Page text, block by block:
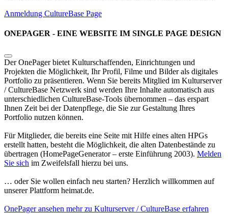
Anmeldung CultureBase Page
ONEPAGER - EINE WEBSITE IM SINGLE PAGE DESIGN
Der OnePager bietet Kulturschaffenden, Einrichtungen und
Projekten die Möglichkeit, Ihr Profil, Filme und Bilder als digitales
Portfolio zu präsentieren. Wenn Sie bereits Mitglied im Kulturserver
/ CultureBase Netzwerk sind werden Ihre Inhalte automatisch aus
unterschiedlichen CultureBase-Tools übernommen – das erspart
Ihnen Zeit bei der Datenpflege, die Sie zur Gestaltung Ihres
Portfolio nutzen können.
Für Mitglieder, die bereits eine Seite mit Hilfe eines alten HPGs
erstellt hatten, besteht die Möglichkeit, die alten Datenbestände zu
übertragen (HomePageGenerator – erste Einführung 2003). Melden
Sie sich im Zweifelsfall hierzu bei uns.
… oder Sie wollen einfach neu starten? Herzlich willkommen auf
unserer Plattform heimat.de.
OnePager ansehen mehr zu Kulturserver / CultureBase erfahren